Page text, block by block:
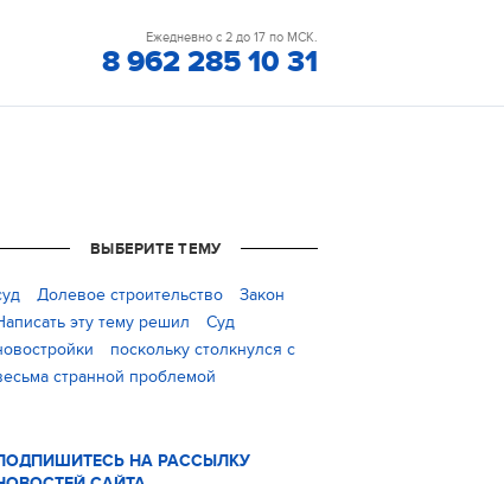
Ежедневно с 2 до 17 по МСК.
8 962 285 10 31
ВЫБЕРИТЕ ТЕМУ
Долевое строительство
Закон
эту тему решил
Суд
поскольку столкнулся с
странной проблемой
НА РАССЫЛКУ